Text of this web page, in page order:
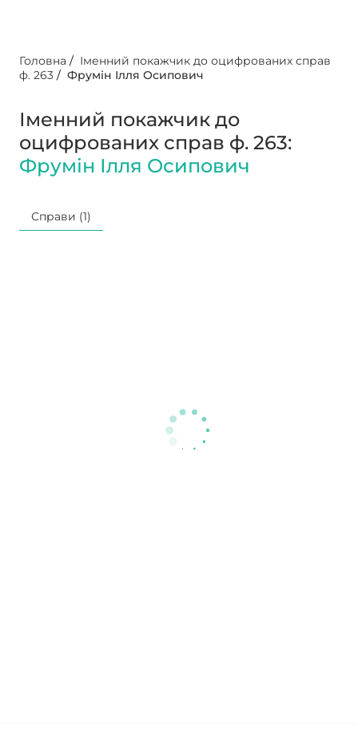
Головна / Іменний покажчик до оцифрованих справ
ф. 263 / Фрумін Ілля Осипович
Іменний покажчик до
оцифрованих справ ф. 263:
Фрумін Ілля Осипович
Справи (1)